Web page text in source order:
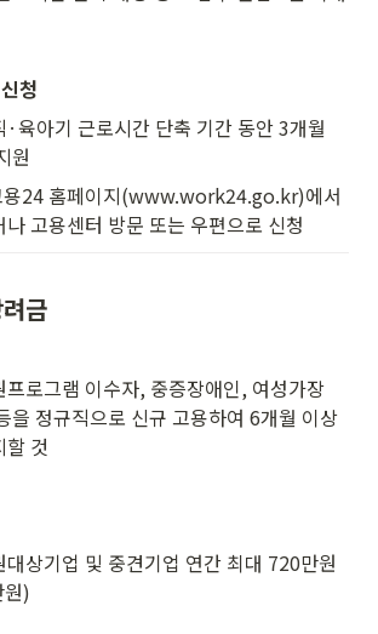
청
·육아기 근로시간 단축 기간 동안 3개월
원
용24 홈페이지(www.work24.go.kr)에서
나 고용센터 방문 또는 우편으로 신청
금
프로그램 이수자, 중증장애인, 여성가장
을 정규직으로 신규 고용하여 6개월 이상
것
대상기업 및 중견기업 연간 최대 720만원
)